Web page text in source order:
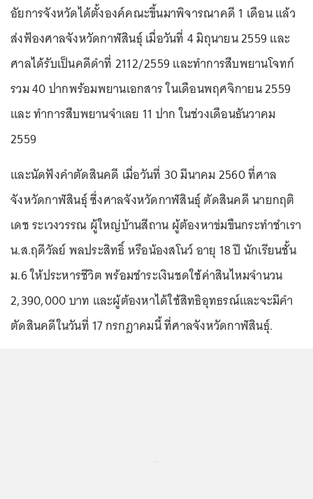
อัยการจังหวัดได้ตั้งองค์คณะขึ้นมาพิจารณาคดี 1 เดือน แล้ว
ส่งฟ้องศาลจังหวัดกาฬสินธุ์ เมื่อวันที่ 4 มิถุนายน 2559 และ
ศาลได้รับเป็นคดีดำที่ 2112/2559 และทำการสืบพยานโจทก์
รวม 40 ปากพร้อมพยานเอกสาร ในเดือนพฤศจิกายน 2559
และ ทำการสืบพยานจำเลย 11 ปาก ในช่วงเดือนธันวาคม
2559
และนัดฟังคำตัดสินคดี เมื่อวันที่ 30 มีนาคม 2560 ที่ศาล
จังหวัดกาฬสินธุ์ ซึ่งศาลจังหวัดกาฬสินธุ์ ตัดสินคดี นายกฤติ
เดช ระเวงวรรณ ผู้ใหญ่บ้านสีถาน ผู้ต้องหาข่มขืนกระทำชำเรา
น.ส.ฤดีวัลย์ พลประสิทธิ์ หรือน้องสโนว์ อายุ 18 ปี นักเรียนชั้น
ม.6 ให้ประหารชีวิต พร้อมชำระเงินชดใช้ค่าสินไหมจำนวน
2,390,000 บาท และผู้ต้องหาได้ใช้สิทธิอุทธรณ์และจะมีคำ
ตัดสินคดีในวันที่ 17 กรกฎาคมนี้ ที่ศาลจังหวัดกาฬสินธุ์.